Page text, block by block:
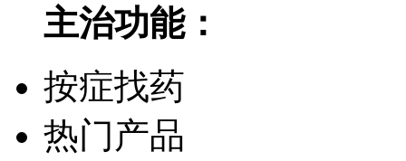
主治功能：
按症找药
热门产品